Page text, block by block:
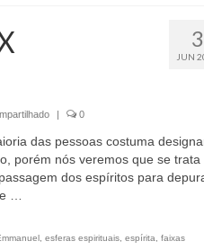
3
JUN
| 0
das pessoas costuma
porém nós veremos que se trata
dos espíritos para
…
, esferas espirituais, espírita faixas